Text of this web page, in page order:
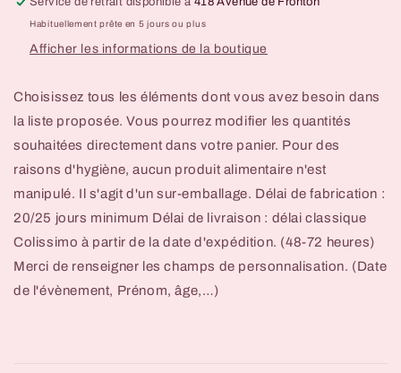
Habituellement prête en 5 jours ou plus
Afficher les informations de la boutique
Choisissez tous les éléments dont vous avez besoin dans
la liste proposée. Vous pourrez modifier les quantités
souhaitées directement dans votre panier. Pour des
raisons d'hygiène, aucun produit alimentaire n'est
manipulé. Il s'agit d'un sur-emballage. Délai de fabrication :
20/25 jours minimum Délai de livraison : délai classique
Colissimo à partir de la date d'expédition. (48-72 heures)
Merci de renseigner les champs de personnalisation. (Date
de l'évènement, Prénom, âge,…)